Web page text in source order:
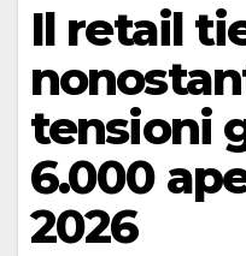
Il retail
tensioni
6.000
2026